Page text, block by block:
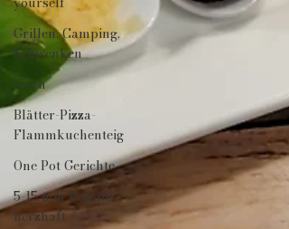
Grillen, Camping,
Schwenken
Fisch
Blätter-Pizza-
Flammkuchenteig
One Pot Gerichte
5-15 min Rezepte /
herzhaft